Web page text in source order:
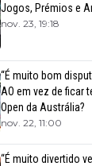
Jogos, Prémios e
nov. 23, 19:18
“É muito bom
AO em vez de ficar
Open da Austrália?
nov. 22, 11:00
“É muito divertido